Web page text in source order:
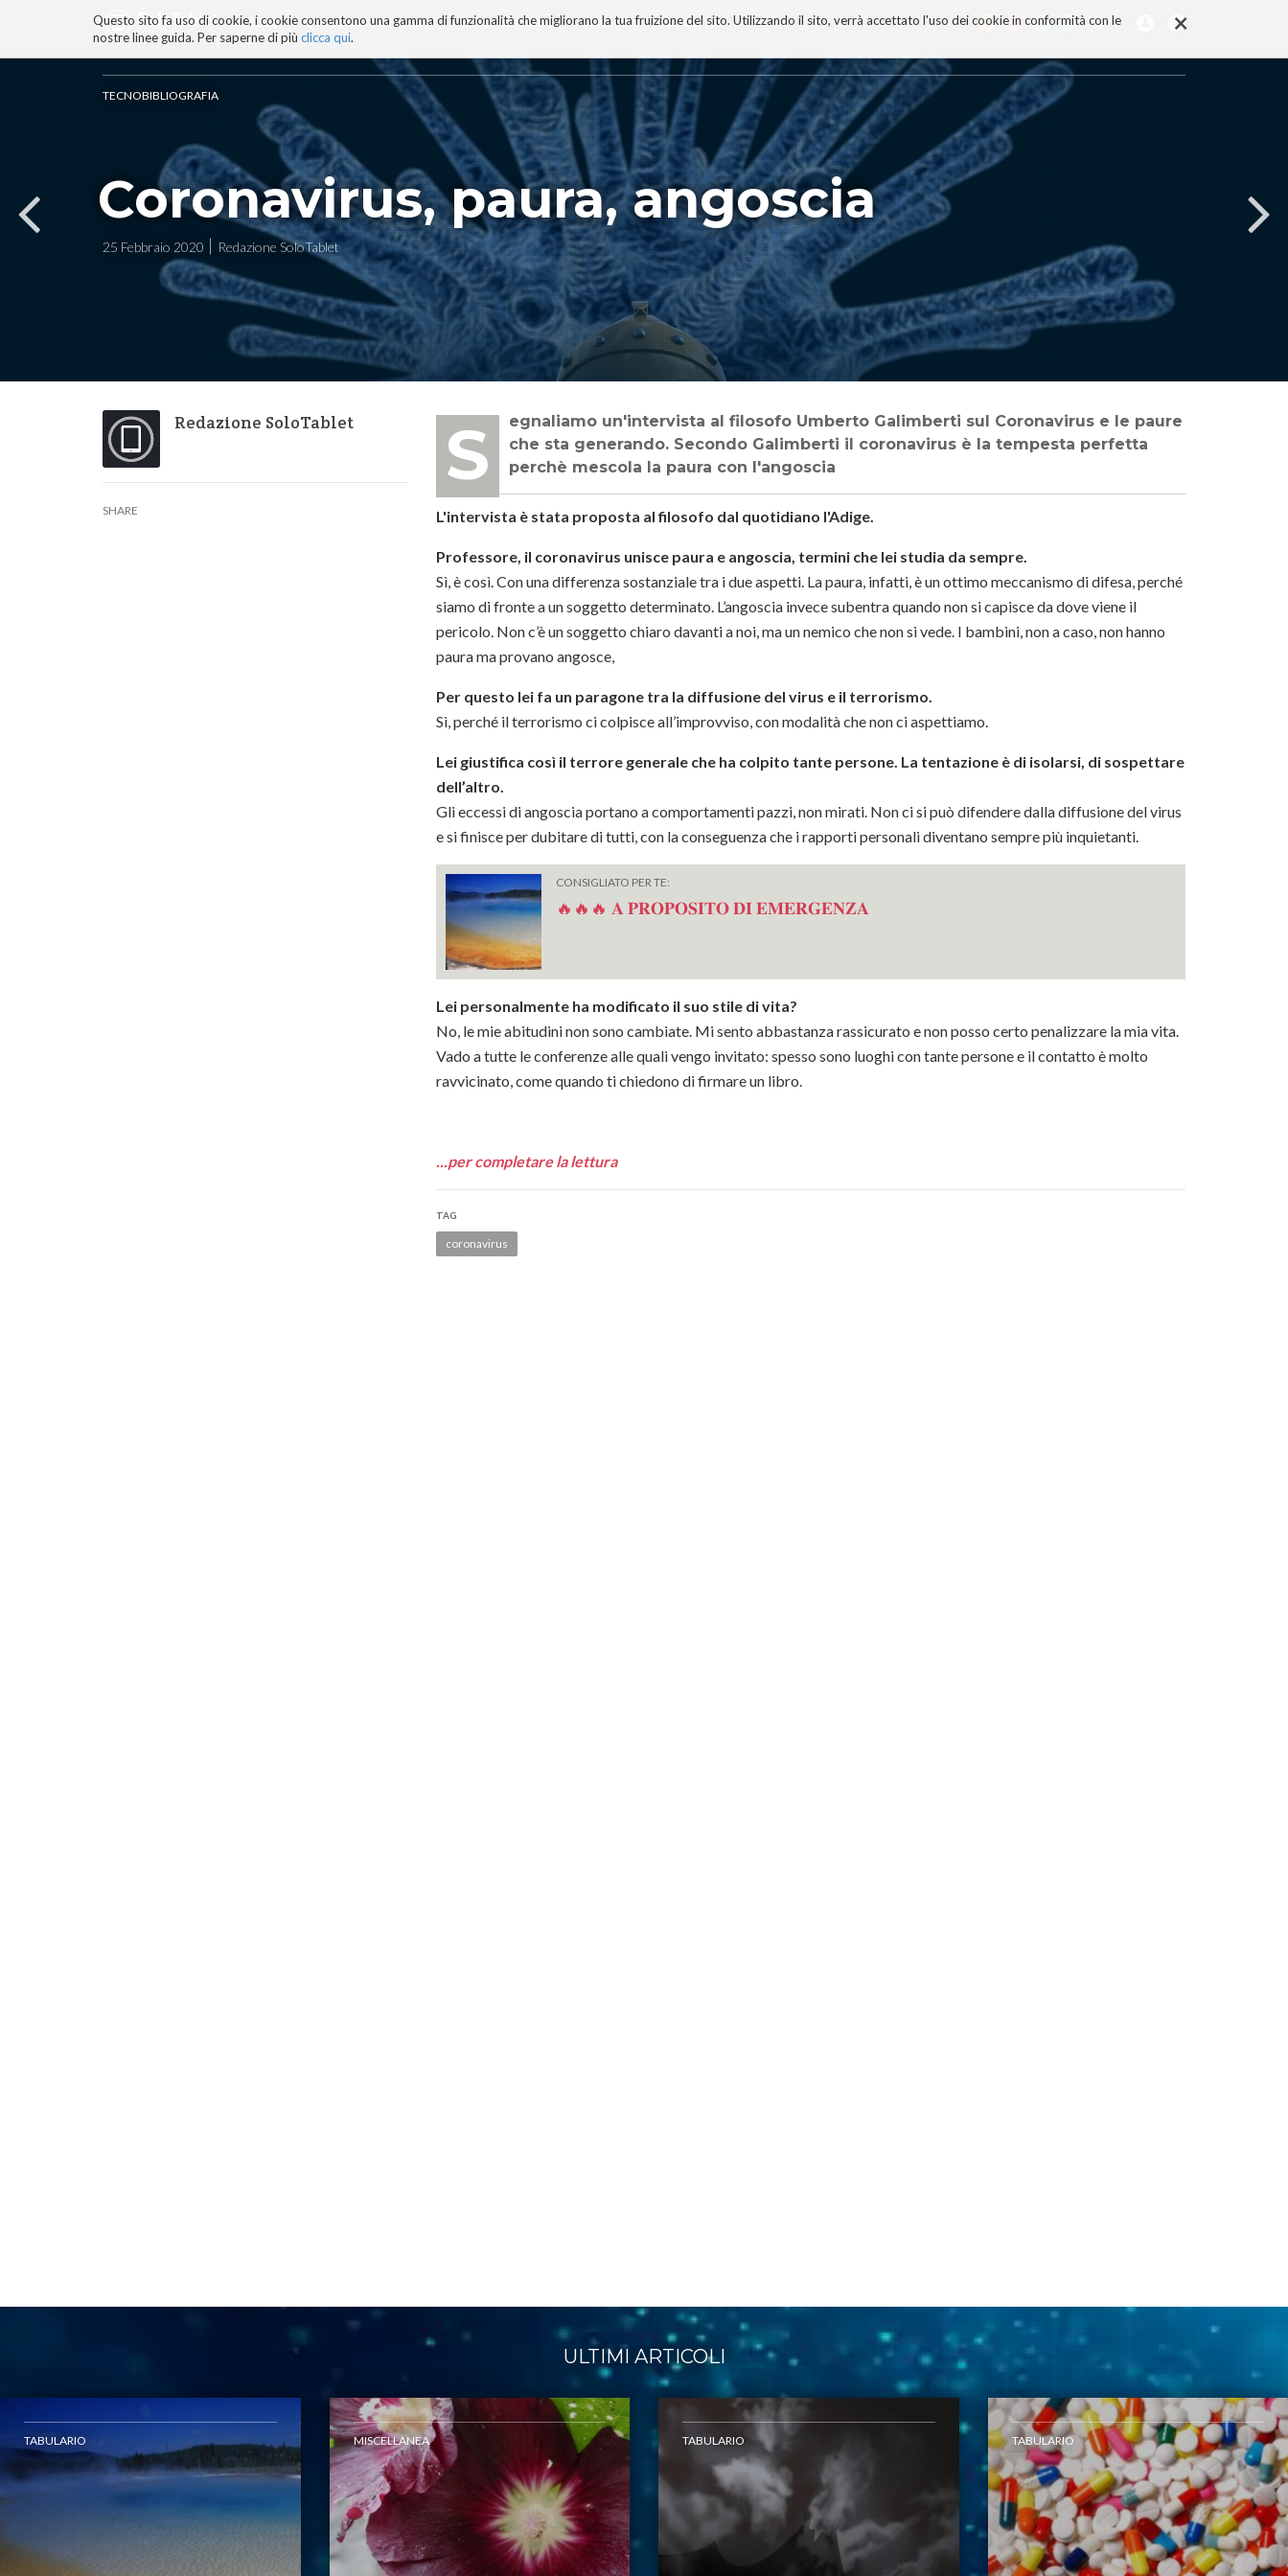
×
Questo sito fa uso di cookie, i cookie consentono una gamma di funzionalità che migliorano la tua fruizione del sito. Utilizzando il sito, verrà accettato l'uso dei cookie in conformità con le
nostre linee guida. Per saperne di più clicca qui.
BLOG TECNOCONSAPEVOLEZZA TECNOBIBLIOGRAFIA I MIEI LIBRI PROGETTO
ai
contenuti.
navigazione
TECNOBIBLIOGRAFIA
Coronavirus, paura, angoscia
25 Febbraio 2020 Redazione SoloTablet
Redazione SoloTablet
SHARE
Segnaliamo un'intervista al filosofo Umberto Galimberti sul Coronavirus e le paure
che sta generando. Secondo Galimberti il coronavirus è la tempesta perfetta
perchè mescola la paura con l'angoscia
L'intervista è stata proposta al filosofo dal quotidiano l'Adige.
Professore, il coronavirus unisce paura e angoscia, termini che lei studia da sempre.
Sì, è così. Con una differenza sostanziale tra i due aspetti. La paura, infatti, è un ottimo meccanismo di difesa, perché
siamo di fronte a un soggetto determinato. L’angoscia invece subentra quando non si capisce da dove viene il
pericolo. Non c’è un soggetto chiaro davanti a noi, ma un nemico che non si vede. I bambini, non a caso, non hanno
paura ma provano angosce,
Per questo lei fa un paragone tra la diffusione del virus e il terrorismo.
Sì, perché il terrorismo ci colpisce all’improvviso, con modalità che non ci aspettiamo.
Lei giustifica così il terrore generale che ha colpito tante persone. La tentazione è di isolarsi, di sospettare
dell’altro.
Gli eccessi di angoscia portano a comportamenti pazzi, non mirati. Non ci si può difendere dalla diffusione del virus
e si finisce per dubitare di tutti, con la conseguenza che i rapporti personali diventano sempre più inquietanti.
CONSIGLIATO PER TE:
🔥🔥🔥 𝐀 𝐏𝐑𝐎𝐏𝐎𝐒𝐈𝐓𝐎 𝐃𝐈 𝐄𝐌𝐄𝐑𝐆𝐄𝐍𝐙𝐀
Lei personalmente ha modificato il suo stile di vita?
No, le mie abitudini non sono cambiate. Mi sento abbastanza rassicurato e non posso certo penalizzare la mia vita.
Vado a tutte le conferenze alle quali vengo invitato: spesso sono luoghi con tante persone e il contatto è molto
ravvicinato, come quando ti chiedono di firmare un libro.
...per completare la lettura
TAG
coronavirus
ULTIMI ARTICOLI
TABULARIO MISCELLANEA TABULARIO TABULARIO